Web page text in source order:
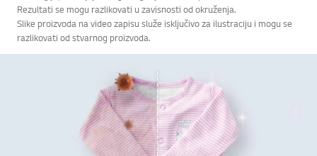
Rezultati se mogu razlikovati u zavisnosti od okruženja.
Slike proizvoda na video zapisu služe isključivo za ilustraciju i mogu se
razlikovati od stvarnog proizvoda.